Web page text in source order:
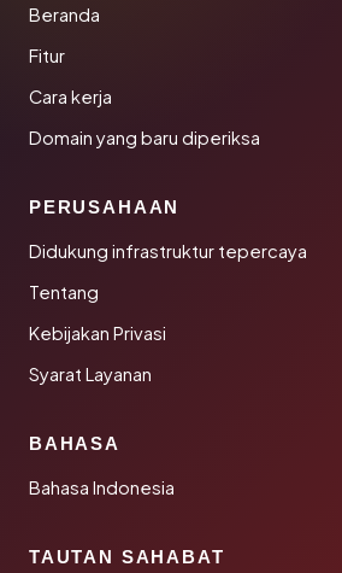
Beranda
Fitur
Cara kerja
Domain yang baru diperiksa
PERUSAHAAN
Didukung infrastruktur tepercaya
Tentang
Kebijakan Privasi
Syarat Layanan
BAHASA
Bahasa Indonesia
TAUTAN SAHABAT